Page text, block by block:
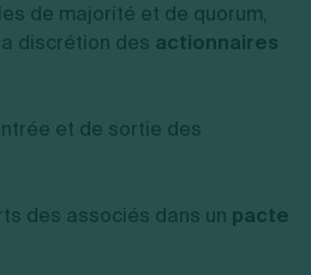
de majorité et de quorum,
discrétion des actionnaires
et de sortie des
des associés dans un pacte